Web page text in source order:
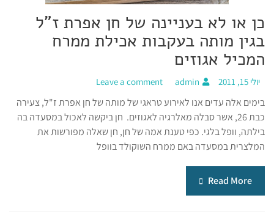
כן או לא בעניינה של חן אפרת ז"ל
בגין מותה בעקבות אכילת ממרח
המכיל אגוזים
יולי 15, 2011 admin
Leave a comment
בימים אלה עדים אנו לאירוע טראגי של מותה של חן אפרת ז"ל, צעירה
כבת 26, אשר סבלה מאלרגיה לאגוזים. חן ביקשה לאכול במסעדה בה
בילתה, וופל בלגי. כפי טענת אמה של חן, חן שאלה מפורשות את
המלצרית במסעדה באם ממרח השוקולד בוופל
Read More